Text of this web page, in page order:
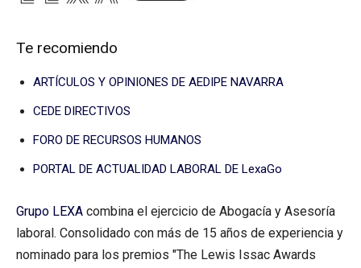
Te recomiendo
ARTÍCULOS Y OPINIONES DE AEDIPE NAVARRA
CEDE DIRECTIVOS
FORO DE RECURSOS HUMANOS
PORTAL DE ACTUALIDAD LABORAL DE LexaGo
Grupo LEXA combina el ejercicio de Abogacía y Asesoría
laboral. Consolidado con más de 15 años de experiencia y
nominado para los premios "The Lewis Issac Awards